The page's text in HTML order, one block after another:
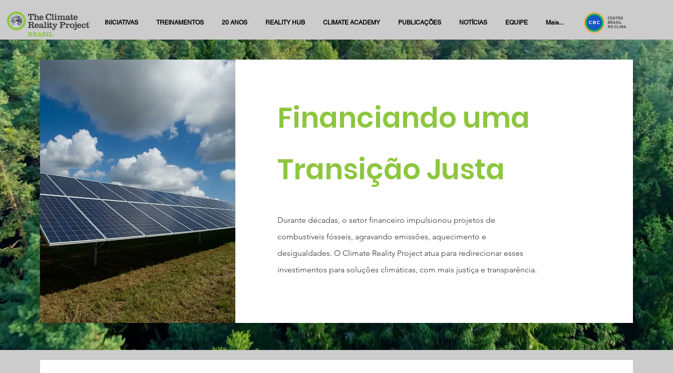
INICIATIVAS TREINAMENTOS 20 ANOS REALITY HUB CLIMATE ACADEMY PUBLICAÇÕES NOTÍCIAS EQUIPE Mais...
Financiando uma
Transição Justa
Durante décadas, o setor financeiro impulsionou projetos de
combustíveis fósseis, agravando emissões, aquecimento e
desigualdades. O Climate Reality Project atua para redirecionar esses
investimentos para soluções climáticas, com mais justiça e transparência.